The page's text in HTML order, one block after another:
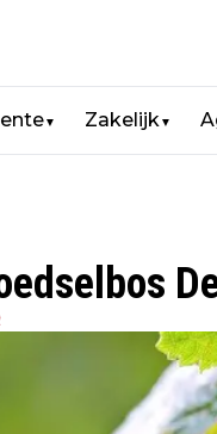
▼ Zakelijk▼